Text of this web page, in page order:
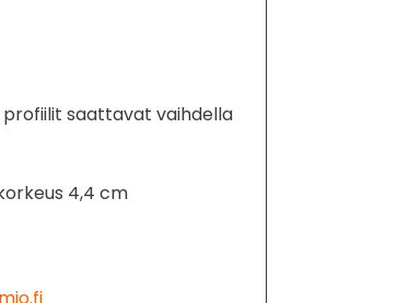
profiilit saattavat vaihdella
4,4 cm